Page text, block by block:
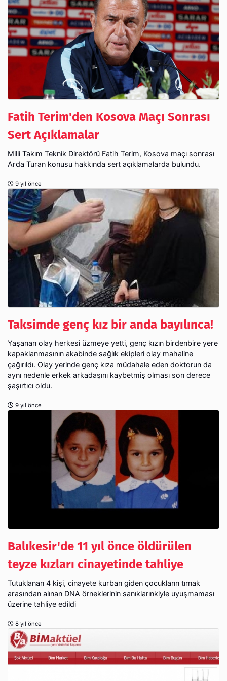
Fatih Terim'den Kosova Maçı Sonrası
Sert Açıklamalar
Milli Takım Teknik Direktörü Fatih Terim, Kosova maçı sonrası
Arda Turan konusu hakkında sert açıklamalarda bulundu.
9 yıl önce
Taksimde genç kız bir anda bayılınca!
Yaşanan olay herkesi üzmeye yetti, genç kızın birdenbire yere
kapaklanmasının akabinde sağlık ekipleri olay mahaline
çağırıldı. Olay yerinde genç kıza müdahale eden doktorun da
aynı nedenle erkek arkadaşını kaybetmiş olması son derece
şaşırtıcı oldu.
9 yıl önce
Balıkesir'de 11 yıl önce öldürülen
teyze kızları cinayetinde tahliye
Tutuklanan 4 kişi, cinayete kurban giden çocukların tırnak
arasından alınan DNA örneklerinin sanıklarınkiyle uyuşmaması
üzerine tahliye edildi
8 yıl önce